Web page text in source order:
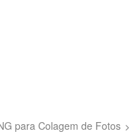
para Colagem de Fotos